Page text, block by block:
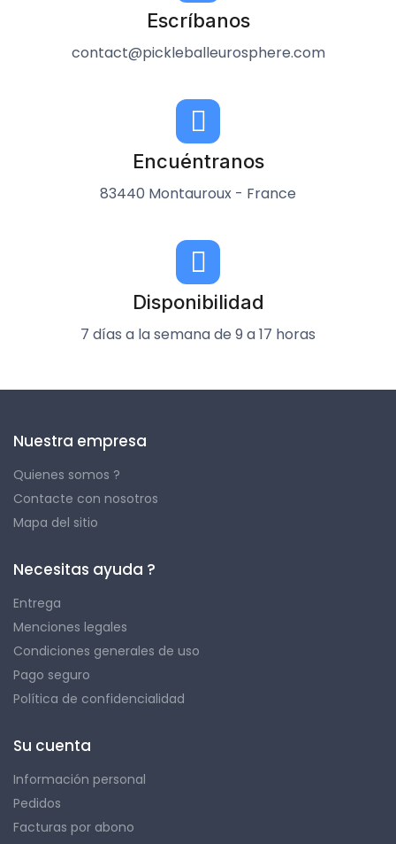
Escríbanos
contact@pickleballeurosphere.com
Encuéntranos
83440 Montauroux - France
Disponibilidad
7 días a la semana de 9 a 17 horas
Nuestra empresa
Quienes somos ?
Contacte con nosotros
Mapa del sitio
Necesitas ayuda ?
Entrega
Menciones legales
Condiciones generales de uso
Pago seguro
Política de confidencialidad
Su cuenta
Información personal
Pedidos
Facturas por abono